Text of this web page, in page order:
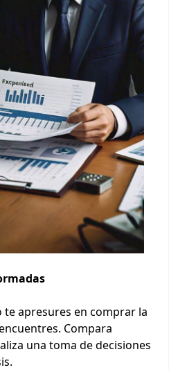
te apresures en comprar la
Compara
una toma de decisiones